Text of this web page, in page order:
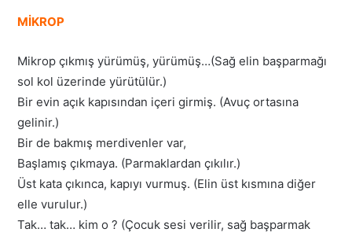
MİKROP
Mikrop çıkmış yürümüş, yürümüş…(Sağ elin başparmağı
sol kol üzerinde yürütülür.)
Bir evin açık kapısından içeri girmiş. (Avuç ortasına
gelinir.)
Bir de bakmış merdivenler var,
Başlamış çıkmaya. (Parmaklardan çıkılır.)
Üst kata çıkınca, kapıyı vurmuş. (Elin üst kısmına diğer
elle vurulur.)
Tak… tak… kim o ? (Çocuk sesi verilir, sağ başparmak